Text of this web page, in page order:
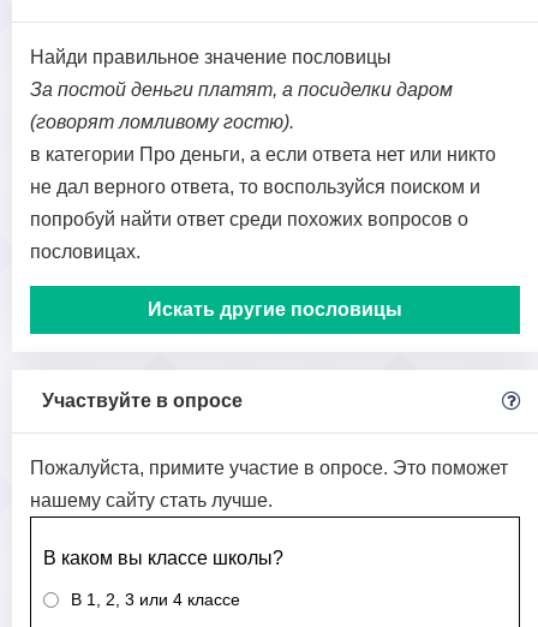
Найди правильное значение пословицы
За постой деньги платят, а посиделки даром
(говорят ломливому гостю).
в категории Про деньги, а если ответа нет или никто
не дал верного ответа, то воспользуйся поиском и
попробуй найти ответ среди похожих вопросов о
пословицах.
Искать другие пословицы
Участвуйте в опросе
Пожалуйста, примите участие в опросе. Это поможет
нашему сайту стать лучше.
В каком вы классе школы?
В 1, 2, 3 или 4 классе